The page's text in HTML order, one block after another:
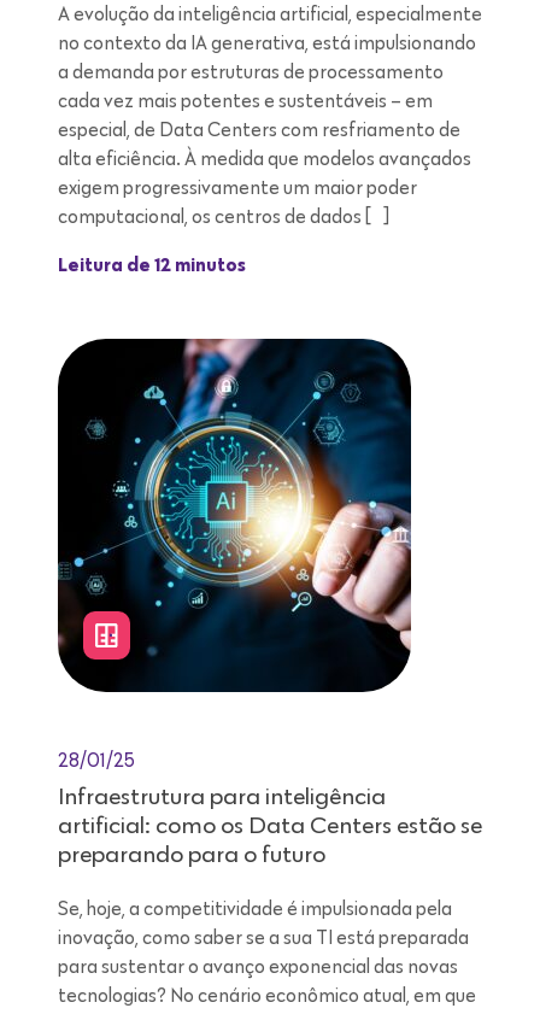
A evolução da inteligência artificial, especialmente
no contexto da IA generativa, está impulsionando
a demanda por estruturas de processamento
cada vez mais potentes e sustentáveis – em
especial, de Data Centers com resfriamento de
alta eficiência. À medida que modelos avançados
exigem progressivamente um maior poder
computacional, os centros de dados […]
Leitura de 12 minutos
28/01/25
Infraestrutura para inteligência
artificial: como os Data Centers estão se
preparando para o futuro
Se, hoje, a competitividade é impulsionada pela
inovação, como saber se a sua TI está preparada
para sustentar o avanço exponencial das novas
tecnologias? No cenário econômico atual, em que